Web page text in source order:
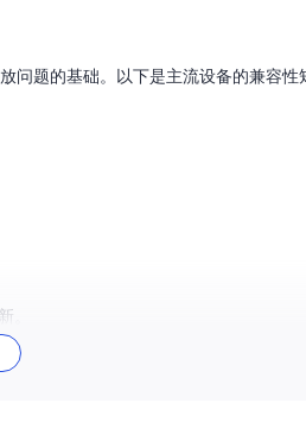
问题的基础。以下是主流设备的兼容性
。